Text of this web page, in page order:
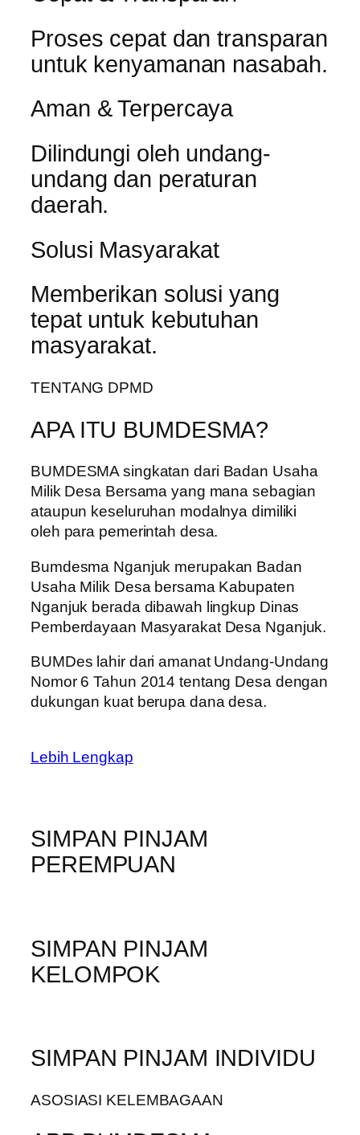
Proses cepat dan transparan
untuk kenyamanan nasabah.
Aman & Terpercaya
Dilindungi oleh undang-
undang dan peraturan
daerah.
Solusi Masyarakat
Memberikan solusi yang
tepat untuk kebutuhan
masyarakat.
TENTANG DPMD
APA ITU BUMDESMA?
BUMDESMA singkatan dari Badan Usaha
Milik Desa Bersama yang mana sebagian
ataupun keseluruhan modalnya dimiliki
oleh para pemerintah desa.
Bumdesma Nganjuk merupakan Badan
Usaha Milik Desa bersama Kabupaten
Nganjuk berada dibawah lingkup Dinas
Pemberdayaan Masyarakat Desa Nganjuk.
BUMDes lahir dari amanat Undang-Undang
Nomor 6 Tahun 2014 tentang Desa dengan
dukungan kuat berupa dana desa.
Lebih Lengkap
SIMPAN PINJAM
PEREMPUAN
SIMPAN PINJAM
KELOMPOK
SIMPAN PINJAM INDIVIDU
ASOSIASI KELEMBAGAAN